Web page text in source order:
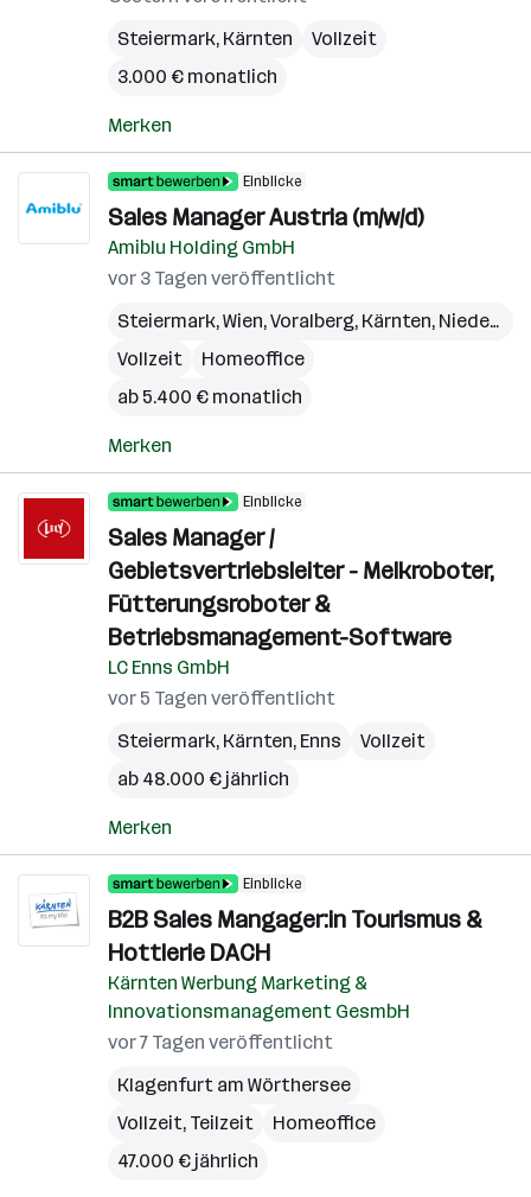
Steiermark, Kärnten
Vollzeit
3.000 € monatlich
Merken
Einblicke
Sales Manager Austria (m/w/d)
Amiblu Holding GmbH
vor 3 Tagen veröffentlicht
Steiermark,Wien,Voralberg, Kärnten, Niederösterreich
Vollzeit
Homeoffice
ab 5.400 € monatlich
Merken
Einblicke
Sales Manager /
Gebietsvertriebsleiter - Melkroboter,
Fütterungsroboter &
Betriebsmanagement-Software
LC Enns GmbH
vor 5 Tagen veröffentlicht
Steiermark, Kärnten, Enns
Vollzeit
ab 48.000 € jährlich
Merken
Einblicke
B2B Sales Mangager:in Tourismus &
Hottlerie DACH
Kärnten Werbung Marketing &
Innovationsmanagement GesmbH
vor 7 Tagen veröffentlicht
Klagenfurt am Wörthersee
Vollzeit, Teilzeit
Homeoffice
47.000 € jährlich